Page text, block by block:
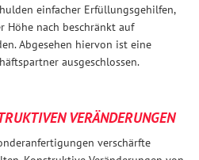
einfacher Erfüllungsgehilfen,
Höhe nach beschränkt auf
Abgesehen hiervon ist eine
ausgeschlossen.
VERÄNDERUNGEN
verschärfte